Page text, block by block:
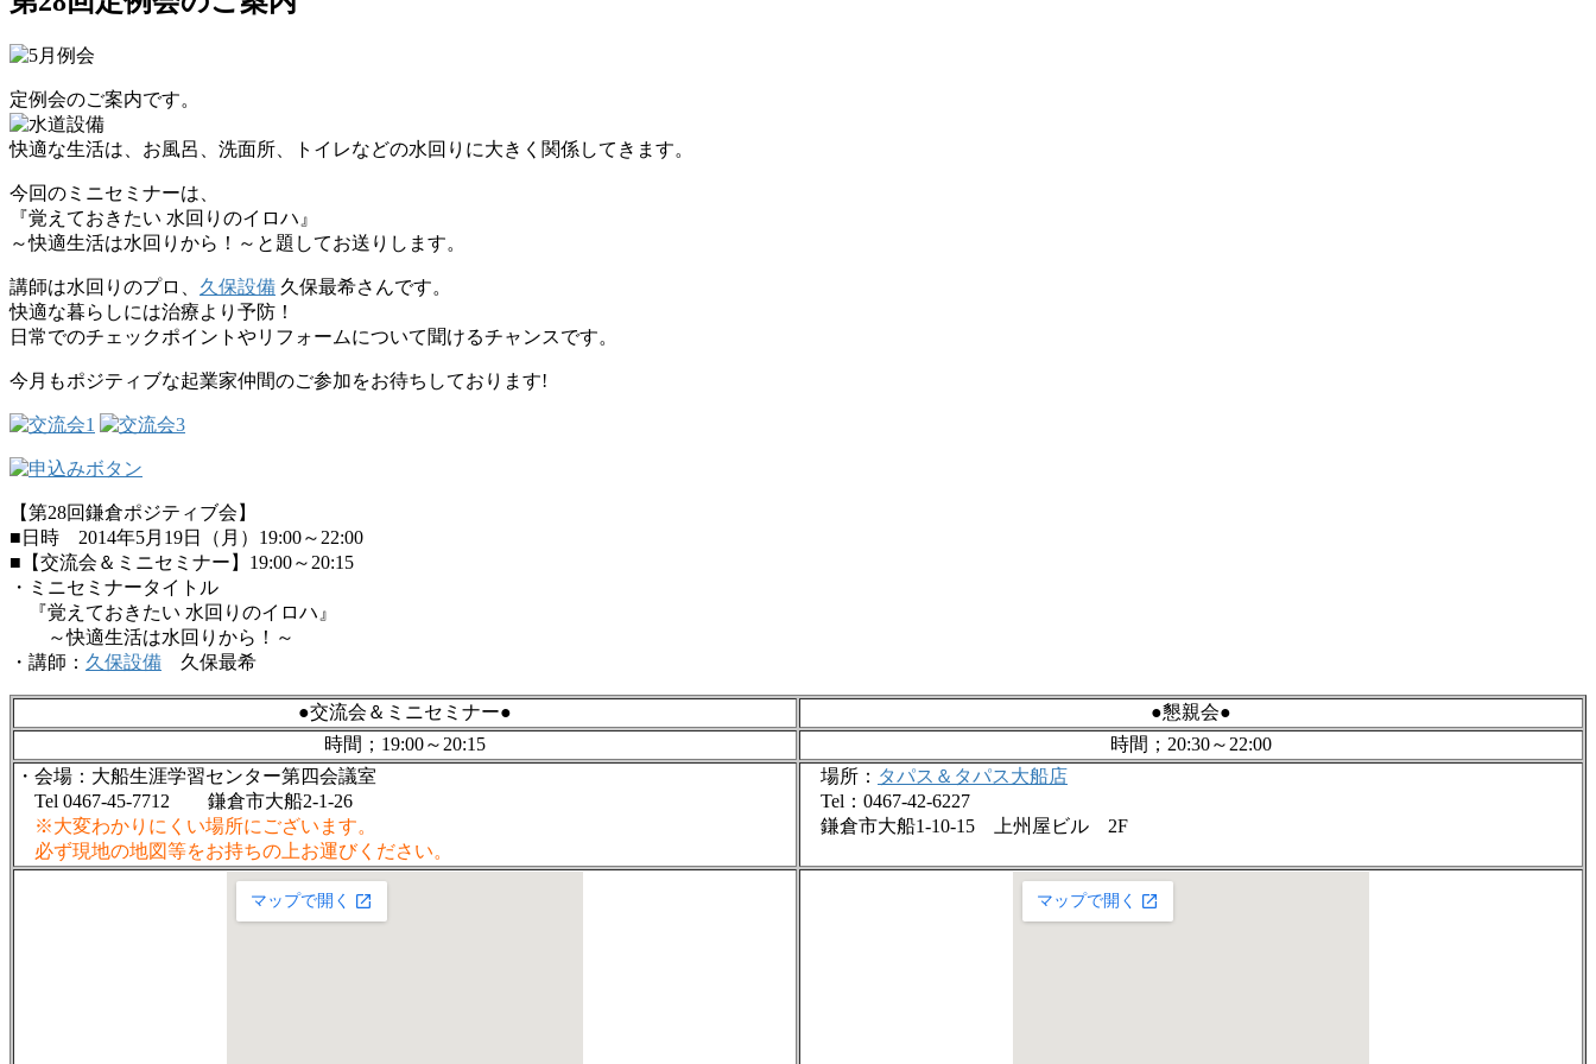
定例会のご案内です。
快適な生活は、お風呂、洗面所、トイレなどの水回りに大きく関係してきます。
今回のミニセミナーは、
『覚えておきたい 水回りのイロハ』
～快適生活は水回りから！～と題してお送りします。
講師は水回りのプロ、 久保設備 久保最希さんです。
快適な暮らしには治療より予防！
日常でのチェックポイントやリフォームについて聞けるチャンスです。
今月もポジティブな起業家仲間のご参加をお待ちしております!
【第28回鎌倉ポジティブ会】
■日時 2014年5月19日（月）19:00～22:00
■【交流会＆ミニセミナー】19:00～20:15
・ミニセミナータイトル
『覚えておきたい 水回りのイロハ』
～快適生活は水回りから！～
・講師： 久保設備 久保最希
●交流会＆ミニセミナー●
●懇親会●
時間；19:00～20:15
時間；20:30～22:00
・会場：大船生涯学習センター第四会議室
Tel 0467-45-7712 鎌倉市大船2-1-26
※大変わかりにくい場所にございます。
必ず現地の地図等をお持ちの上お運びください。
場所： タパス＆タパス大船店
Tel：0467-42-6227
鎌倉市大船1-10-15 上州屋ビル 2F